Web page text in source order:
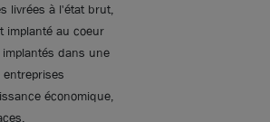
livrées à l'état brut,
implanté au coeur
dans une
économique,